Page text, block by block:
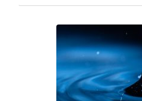
o cieple w domu – nie tylko